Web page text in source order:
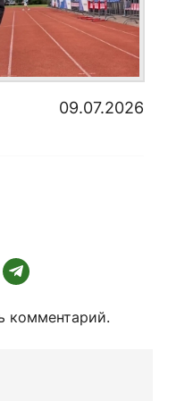
09.07.2026
комментарий.